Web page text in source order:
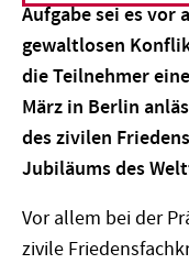
Aufgabe sei es
gewaltlosen
die Teilnehmer
März in Berlin
des zivilen
Jubiläums des
Vor allem bei der
zivile